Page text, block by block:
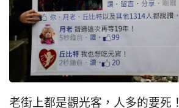
老街上都是觀光客，人多的要死！